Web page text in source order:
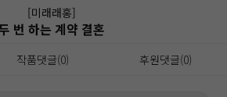
[미래래홍]
번 하는 계약 결혼
작품댓글(0) 후원댓글(0)